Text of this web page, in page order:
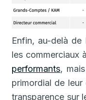
‍Enfin, au-delà de
les commerciaux
performants,
primordial de
transparence sur